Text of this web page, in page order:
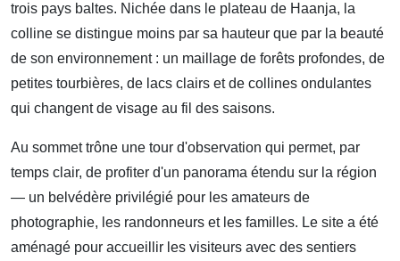
trois pays baltes. Nichée dans le plateau de Haanja, la
colline se distingue moins par sa hauteur que par la beauté
de son environnement : un maillage de forêts profondes, de
petites tourbières, de lacs clairs et de collines ondulantes
qui changent de visage au fil des saisons.
Au sommet trône une tour d'observation qui permet, par
temps clair, de profiter d'un panorama étendu sur la région
— un belvédère privilégié pour les amateurs de
photographie, les randonneurs et les familles. Le site a été
aménagé pour accueillir les visiteurs avec des sentiers